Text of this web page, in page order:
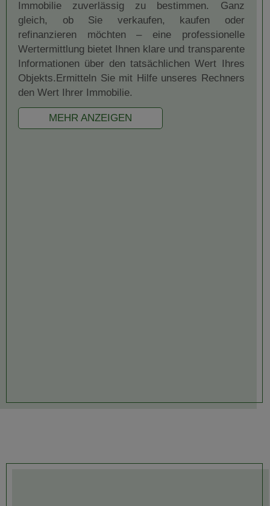
Immobilie zuverlässig zu bestimmen. Ganz
gleich, ob Sie verkaufen, kaufen oder
refinanzieren möchten – eine professionelle
Wertermittlung bietet Ihnen klare und transparente
Informationen über den tatsächlichen Wert Ihres
Objekts.Ermitteln Sie mit Hilfe unseres Rechners
den Wert Ihrer Immobilie.
MEHR ANZEIGEN